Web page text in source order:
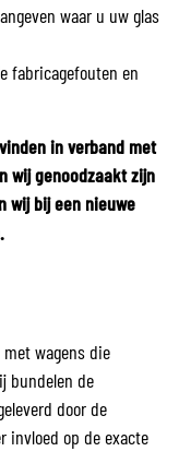
waar u uw glas
fabricagefouten en
in verband met
wij genoodzaakt zijn
wij bij een nieuwe
wagens die
bundelen de
door de
invloed op de exacte